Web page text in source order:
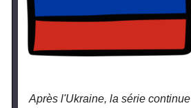
Après l'Ukraine, la série continue